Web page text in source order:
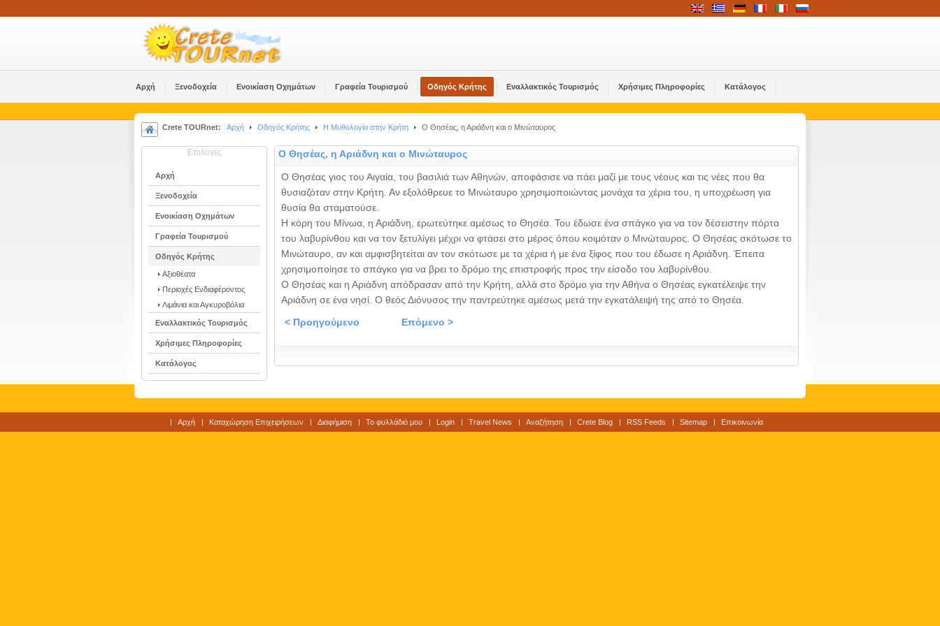
Αρχή Ξενοδοχεία Ενοικίαση Οχημάτων Γραφεία Τουρισμού Οδηγός Κρήτης Εναλλακτικός Τουρισμός Χρήσιμες Πληροφορίες Κατάλογος
Crete TOURnet: Αρχή Οδηγός Κρήτης Η Μυθολογία στην Κρήτη Ο Θησέας, η Αριάδνη και ο Μινώταυρος
Επιλογές
Αρχή
Ξενοδοχεία
Ενοικίαση Οχημάτων
Γραφεία Τουρισμού
Οδηγός Κρήτης
Αξιοθέατα
Περιοχές Ενδιαφέροντος
Λιμάνια και Αγκυροβόλια
Εναλλακτικός Τουρισμός
Χρήσιμες Πληροφορίες
Κατάλογος
Ο Θησέας, η Αριάδνη και ο Μινώταυρος
Ο Θησέας γιος του Αιγαία, του βασιλιά των Αθηνών, αποφάσισε να πάει μαζί με τους νέους και τις νέες που θα
θυσιαζόταν στην Κρήτη. Αν εξολόθρευε το Μινώταυρο χρησιμοποιώντας μονάχα τα χέρια του, η υποχρέωση για
θυσία θα σταματούσε.
Η κόρη του Μίνωα, η Αριάδνη, ερωτεύτηκε αμέσως το Θησέα. Του έδωσε ένα σπάγκο για να τον δέσειστην πόρτα
του λαβυρίνθου και να τον ξετυλίγει μέχρι να φτάσει στο μέρος όπου κοιμόταν ο Μινώταυρος. Ο Θησέας σκότωσε το
Μινώταυρο, αν και αμφισβητείται αν τον σκότωσε με τα χέρια ή με ένα ξίφος που του έδωσε η Αριάδνη. Έπειτα
χρησιμοποίησε το σπάγκο για να βρει το δρόμο της επιστροφής προς την είσοδο του λαβυρίνθου.
Ο Θησέας και η Αριάδνη απόδρασαν από την Κρήτη, αλλά στο δρόμο για την Αθήνα ο Θησέας εγκατέλειψε την
Αριάδνη σε ένα νησί. Ο θεός Διόνυσος την παντρεύτηκε αμέσως μετά την εγκατάλειψή της από το Θησέα.
< Προηγούμενο Επόμενο >
Αρχή Καταχώρηση Επιχειρήσεων Διαφήμιση Το φυλλάδιό μου Login Travel News Αναζήτηση Crete Blog RSS Feeds Sitemap Επικοινωνία